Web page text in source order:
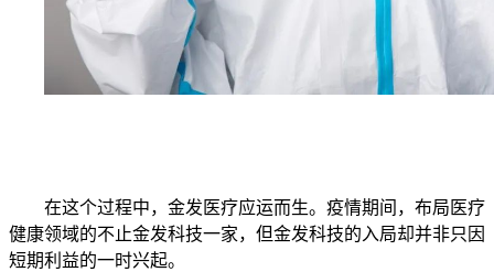
在这个过程中，金发医疗应运而生。疫情期间，布局医疗
健康领域的不止金发科技一家，但金发科技的入局却并非只因
短期利益的一时兴起。